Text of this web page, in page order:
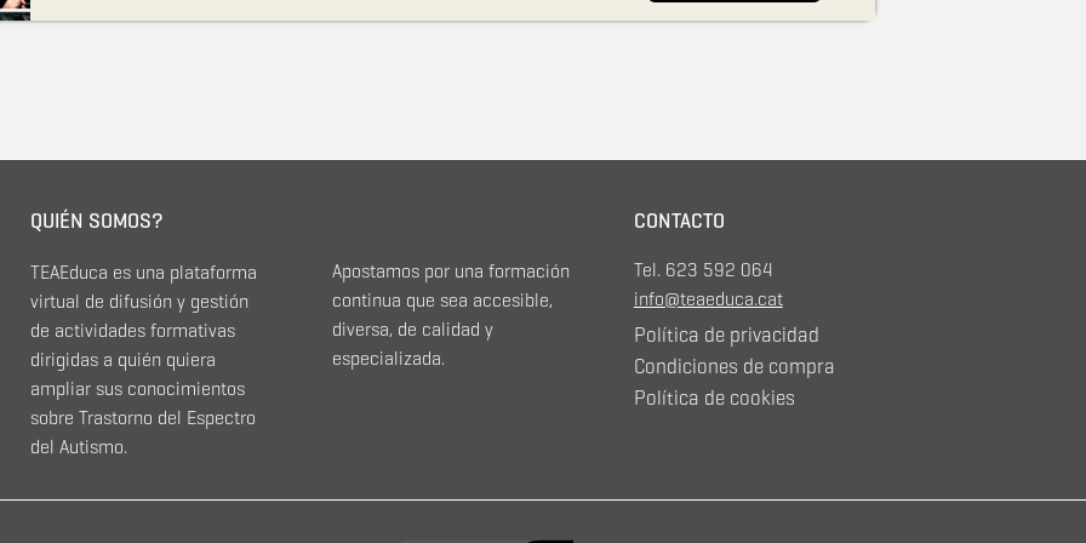
la creación de los cursos han participado personas con autismo para asegurar que los
QUIÉN SOMOS?
TEAEduca es una plataforma
virtual de difusión y gestión
de actividades formativas
dirigidas a quién quiera
ampliar sus conocimientos
sobre Trastorno del Espectro
del Autismo.
Apostamos por una formación
continua que sea accesible,
diversa, de calidad y
especializada.
CONTACTO
Tel. 623 592 064
info@teaeduca.cat
Política de privacidad
Condiciones de compra
Política de cookies